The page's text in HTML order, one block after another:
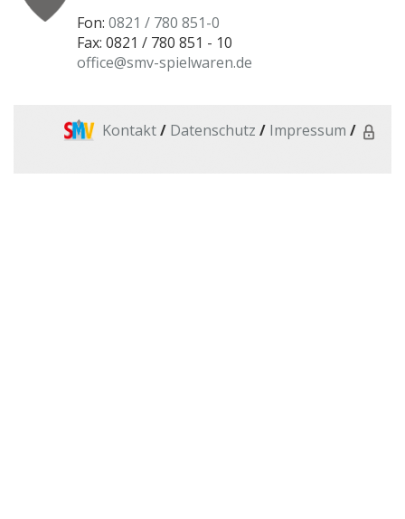
Fon: 0821 / 780 851-0
Fax: 0821 / 780 851 - 10
office@smv-spielwaren.de
Kontakt/ Datenschutz / Impressum /